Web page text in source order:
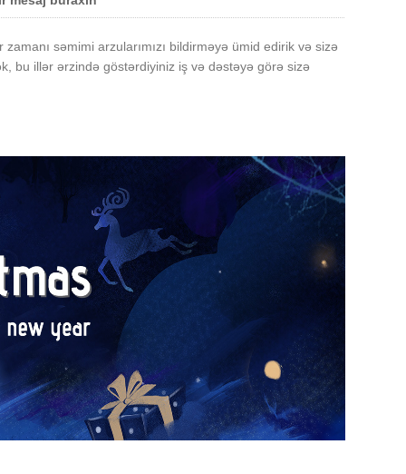
səmimi arzularımızı bildirməyə ümid edirik və sizə
bu illər ərzində göstərdiyiniz iş və dəstəyə görə sizə